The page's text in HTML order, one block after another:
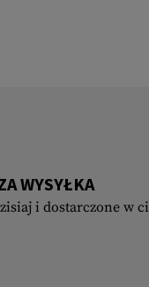
WYSYŁKA
i dostarczone w